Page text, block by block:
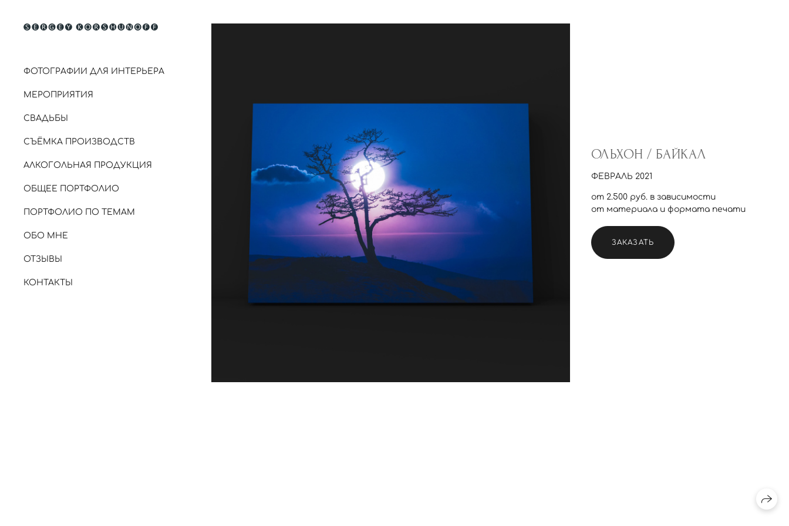
ФОТОГРАФИИ ДЛЯ ИНТЕРЬЕРА
МЕРОПРИЯТИЯ
СВАДЬБЫ
СЪЁМКА ПРОИЗВОДСТВ
АЛКОГОЛЬНАЯ ПРОДУКЦИЯ
ОБЩЕЕ ПОРТФОЛИО
ПОРТФОЛИО ПО ТЕМАМ
ОБО МНЕ
ОТЗЫВЫ
КОНТАКТЫ
ОЛЬХОН / БАЙКАЛ
ФЕВРАЛЬ 2021
от 2.500 руб. в зависимости
от материала и формата печати
ЗАКАЗАТЬ